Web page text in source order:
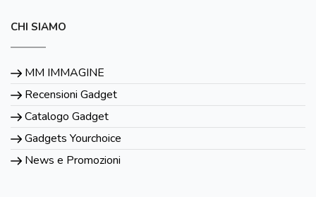
CHI SIAMO
MM IMMAGINE
Recensioni Gadget
Catalogo Gadget
Gadgets Yourchoice
News e Promozioni